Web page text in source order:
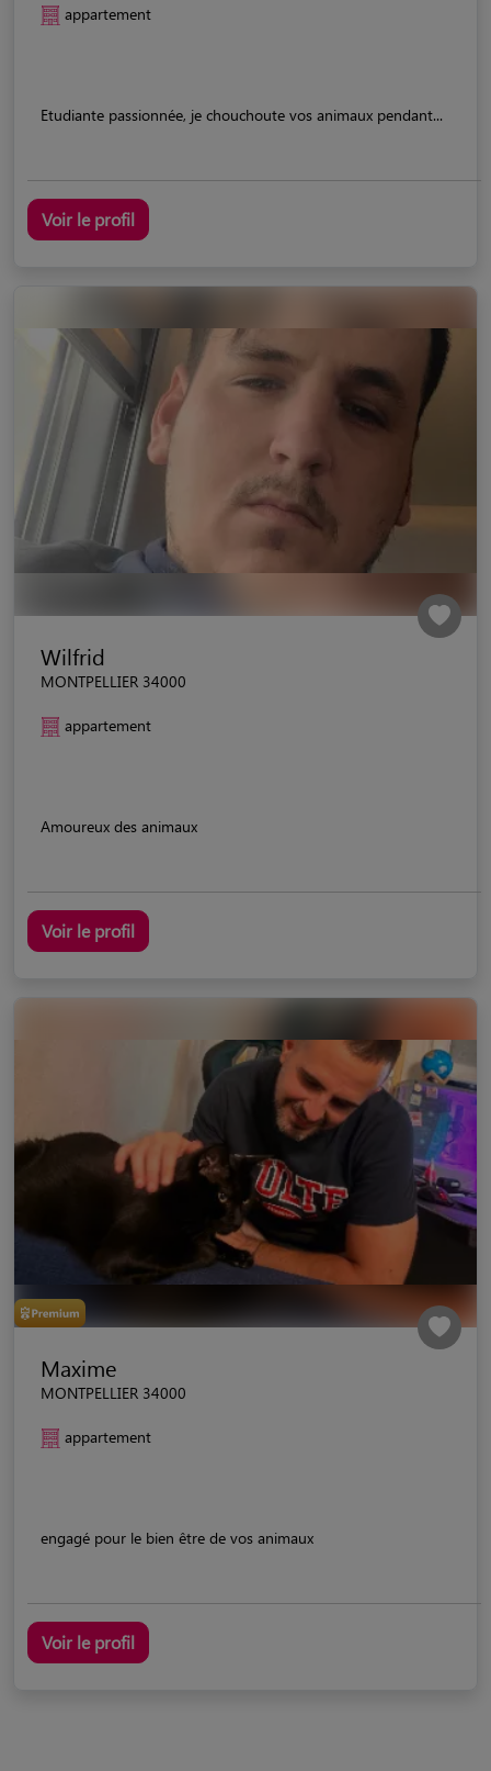
appartement
Etudiante passionnée, je chouchoute vos animaux pendant...
Voir le profil
Wilfrid
MONTPELLIER 34000
appartement
Amoureux des animaux
Voir le profil
Maxime
MONTPELLIER 34000
appartement
engagé pour le bien être de vos animaux
Voir le profil